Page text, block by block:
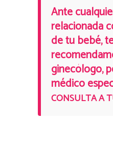
Ante
relacionada
de tu bebé,
ginecólogo,
médico
CONSULTA A